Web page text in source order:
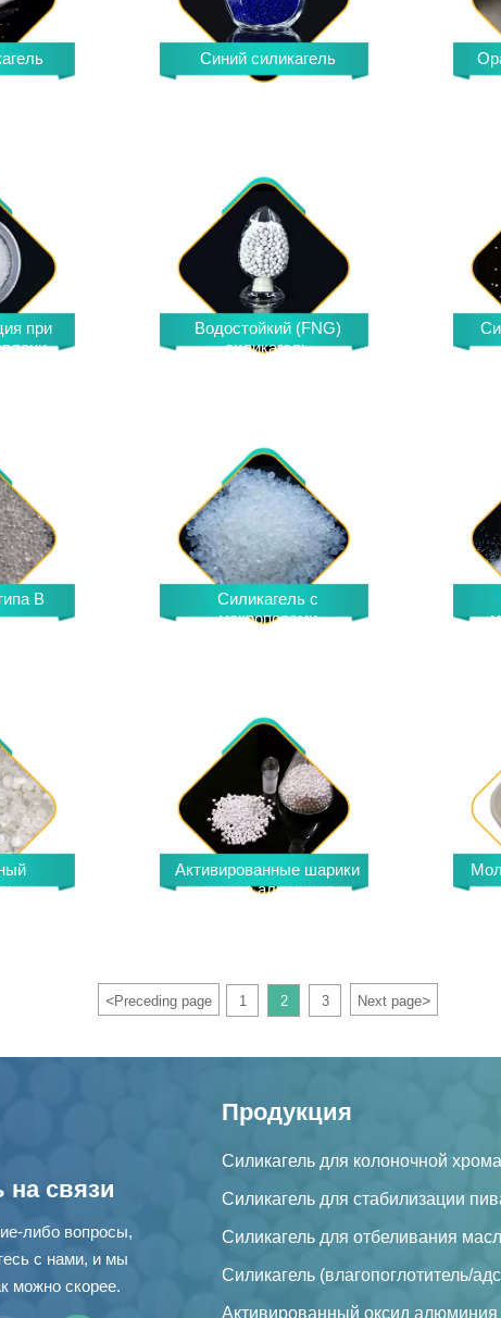
Синий силикагель
при
Водостойкий (FNG)
силикагель
B
Силикагель с
макропорами
Активированные шарики
оксида алюминия
<Preceding page 1 2 3 Next page>
на связи
либо вопросы,
с нами, и мы
можно скорее.
Продукция
Силикагель для стабилизации